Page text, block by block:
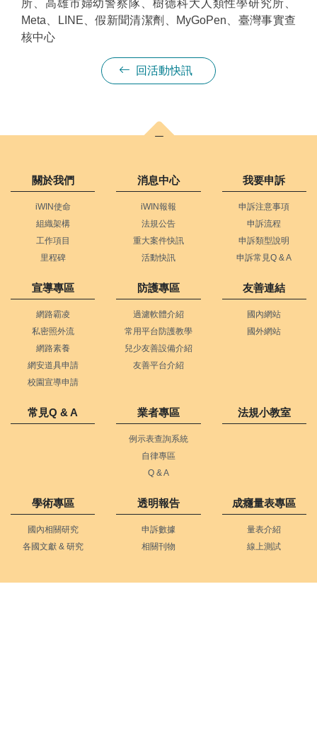
所、高雄市婦幼警察隊、樹德科大人類性學研究所、
Meta、LINE、假新聞清潔劑、MyGoPen、臺灣事實查
核中心
回活動快訊
關於我們
iWIN使命
組織架構
工作項目
里程碑
消息中心
iWIN報報
法規公告
重大案件快訊
活動快訊
我要申訴
申訴注意事項
申訴流程
申訴類型說明
申訴常見Q & A
宣導專區
網路霸凌
私密照外流
網路素養
網安道具申請
校園宣導申請
防護專區
過濾軟體介紹
常用平台防護教學
兒少友善設備介紹
友善平台介紹
友善連結
國內網站
國外網站
常見Q & A 業者專區
例示表查詢系統
自律專區
Q & A
法規小教室
學術專區
國內相關研究
各國文獻 & 研究
透明報告
申訴數據
相關刊物
成癮量表專區
量表介紹
線上測試